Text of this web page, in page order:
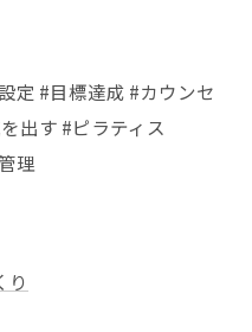
定 #目標達成 #カウンセ
出す #ピラティス
理
り